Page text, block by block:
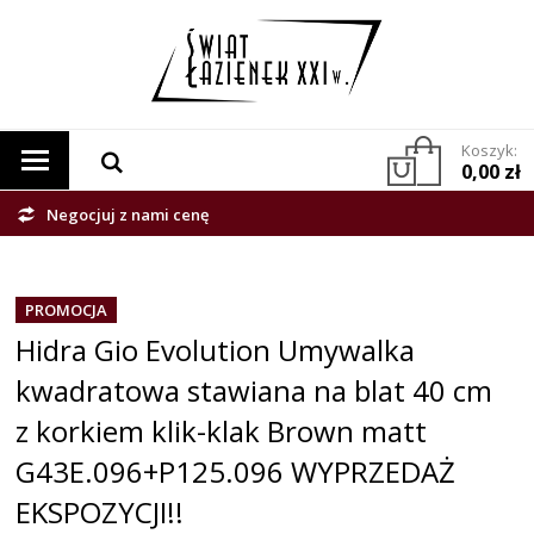
Koszyk:
0,00 zł
Negocjuj z nami cenę
PROMOCJA
Hidra Gio Evolution Umywalka
kwadratowa stawiana na blat 40 cm
z korkiem klik-klak Brown matt
G43E.096+P125.096 WYPRZEDAŻ
EKSPOZYCJI!!